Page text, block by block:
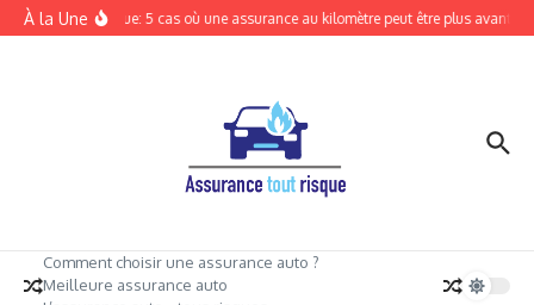
Aller au contenu
À la UneTout risque: 5 cas où une assurance au kilomètre peut être plus
Comment choisir une assurance auto ?
Meilleure assurance auto